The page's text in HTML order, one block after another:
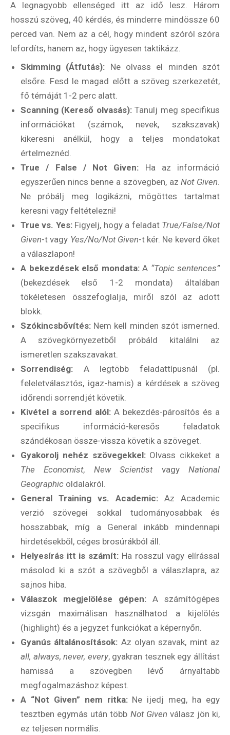
A legnagyobb ellenséged itt az idő lesz. Három
hosszú szöveg, 40 kérdés, és minderre mindössze 60
perced van. Nem az a cél, hogy mindent szóról szóra
lefordíts, hanem az, hogy ügyesen taktikázz.
Skimming (Átfutás): Ne olvass el minden szót
elsőre. Fesd le magad előtt a szöveg szerkezetét,
fő témáját 1-2 perc alatt.
Scanning (Kereső olvasás):Tanulj meg specifikus
információkat (számok, nevek, szakszavak)
kikeresni anélkül, hogy a teljes mondatokat
értelmeznéd.
True / False / Not Given: Ha az információ
egyszerűen nincs benne a szövegben, azNot Given.
Ne próbálj meg logikázni, mögöttes tartalmat
keresni vagy feltételezni!
True vs. Yes:Figyelj, hogy a feladat True/False/Not
Given-t vagy Yes/No/Not Given-t kér. Ne keverd őket
a válaszlapon!
A bekezdések első mondata:A “Topic sentences”
(bekezdések első 1-2 mondata) általában
tökéletesen összefoglalja, miről szól az adott
blokk.
Szókincsbővítés: Nem kell minden szót ismerned.
A szövegkörnyezetből próbáld kitalálni az
ismeretlen szakszavakat.
Sorrendiség: A legtöbb feladattípusnál (pl.
feleletválasztós, igaz-hamis) a kérdések a szöveg
időrendi sorrendjét követik.
Kivétel a sorrend alól: A bekezdés-párosítós és a
specifikus információ-keresős feladatok
szándékosan össze-vissza követik a szöveget.
Gyakorolj nehéz szövegekkel:Olvass cikkeket a
The Economist, New ScientistvagyNational
Geographic oldalakról.
General Training vs. Academic: Az Academic
verzió szövegei sokkal tudományosabbak és
hosszabbak, míg a General inkább mindennapi
hirdetésekből, céges brosúrákból áll.
Helyesírás itt is számít: Ha rosszul vagy elírással
másolod ki a szót a szövegből a válaszlapra, az
sajnos hiba.
Válaszok megjelölése gépen: A számítógépes
vizsgán maximálisan használhatod a kijelölés
(highlight) és a jegyzet funkciókat a képernyőn.
Gyanús általánosítások: Az olyan szavak, mint az
all, always, never, every, gyakran tesznek egy állítást
hamissá a szövegben lévő árnyaltabb
megfogalmazáshoz képest.
A “Not Given” nem ritka:Ne ijedj meg, ha egy
tesztben egymás után több Not Given válasz jön ki,
ez teljesen normális.